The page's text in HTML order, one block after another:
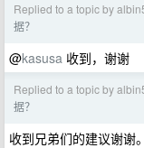
Replied to a topic by
据？
@kasusa 收到，谢谢
Replied to a topic by
据？
收到兄弟们的建议谢谢